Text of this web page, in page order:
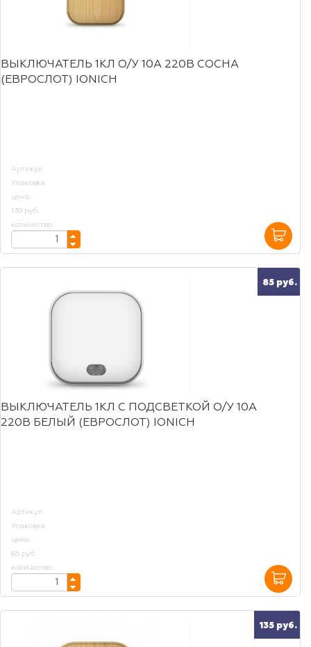
ВЫКЛЮЧАТЕЛЬ 1КЛ О/У 10А 220В СОСНА
(ЕВРОСЛОТ) IONICH
Артикул
Упаковка
цена:
130 руб.
количество:
85 руб.
ВЫКЛЮЧАТЕЛЬ 1КЛ С ПОДСВЕТКОЙ О/У 10А
220В БЕЛЫЙ (ЕВРОСЛОТ) IONICH
Артикул
Упаковка
цена:
85 руб.
количество:
135 руб.